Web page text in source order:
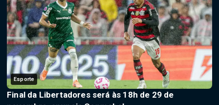
Esporte
Final da Libertadores será às 18h de 29 de